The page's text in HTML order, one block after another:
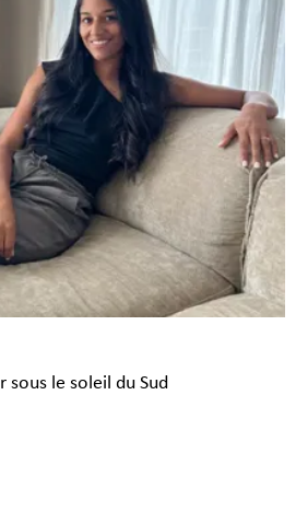
sous le soleil du Sud